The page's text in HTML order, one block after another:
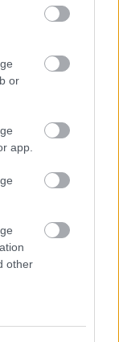
or
app.
other
2026.07.15.
Hírek